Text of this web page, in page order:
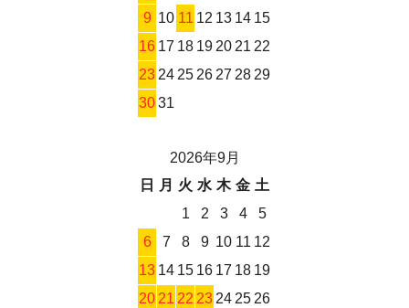
9 10 11 12 13 14 15
16 17 18 19202122
2324252627 2829
3031
2026年9月
日
月 火 水 木 金 土
1
2 3 4
5
6
7 8 9 10 11 12
13 14 15 16 17 18 19
2021 22 23242526